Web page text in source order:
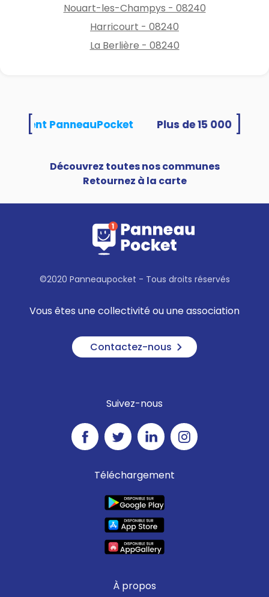
Nouart-les-Champys - 08240
Harricourt - 08240
La Berlière - 08240
PanneauPocket
Découvrez toutes nos communes
Retournez à la carte
©2020 Panneaupocket - Tous droits réservés
Vous êtes une collectivité ou une association
Contactez-nous
Suivez-nous
Téléchargement
À propos